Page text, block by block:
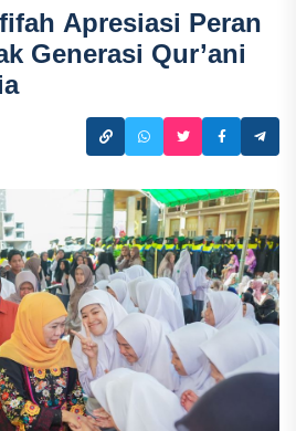
Apresiasi Peran
Generasi Qur’ani